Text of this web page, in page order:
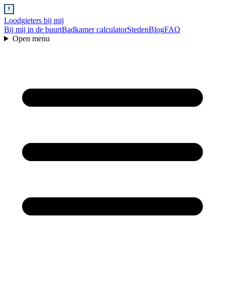
Loodgieters bij mij
Bij mij in de buurtBadkamer calculatorStedenBlogFAQ
Open menu